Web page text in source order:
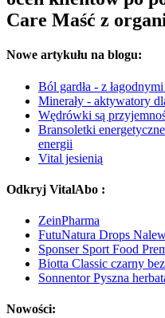
Care Maść z
Nowe artykułu na blogu:
Ból gardła - z
Minerały - aktywatory
Wędrówki są
Bransoletki
energii
Vital jesienią
Odkryj VitalAbo :
ZeinPharma
FutuNatura Drops
Sponser Sport Food
Biotta Classic czarny
Sonnentor Pyszna
Nowości: